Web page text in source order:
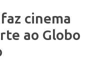
cinema
ao Globo